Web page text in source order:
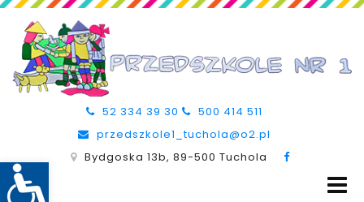
52 334 39 30
500 414 511
przedszkole1_tuchola@o2.pl
Bydgoska 13b, 89-500 Tuchola